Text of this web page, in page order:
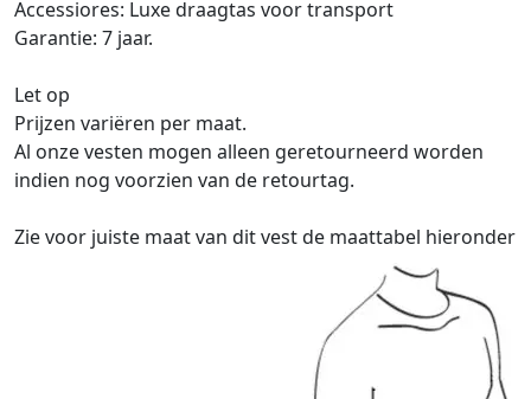
Accessiores: Luxe draagtas voor transport
Garantie: 7 jaar.
Let op
Prijzen variëren per maat.
Al onze vesten mogen alleen geretourneerd worden
indien nog voorzien van de retourtag.
Zie voor juiste maat van dit vest de maattabel hieronder